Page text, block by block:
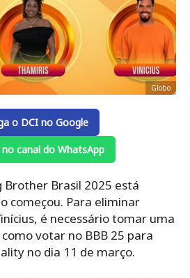
Globo
o DCI no Google
canal do WhatsApp
Brother Brasil 2025 está
começou. Para eliminar
é necessário tomar uma
votar no BBB 25 para
no dia 11 de março.